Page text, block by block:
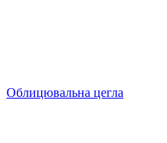
Облицювальна цегла